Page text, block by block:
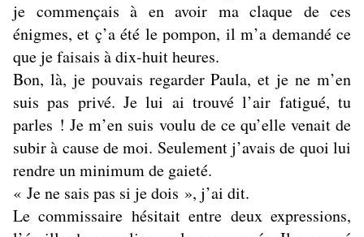
je commençais à en avoir ma claque de ces
énigmes, et ç’a été le pompon, il m’a demandé ce
que je faisais à dix-huit heures.
Bon, là, je pouvais regarder Paula, et je ne m’en
suis pas privé. Je lui ai trouvé l’air fatigué, tu
parles ! Je m’en suis voulu de ce qu’elle venait de
subir à cause de moi. Seulement j’avais de quoi lui
rendre un minimum de gaieté.
« Je ne sais pas si je dois », j’ai dit.
Le commissaire hésitait entre deux expressions,